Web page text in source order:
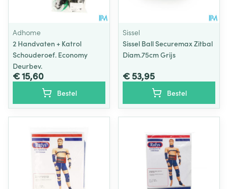
Adhome
2 Handvaten + Katrol
Schouderoef. Economy
Deurbev.
€ 15,60
Bestel
Sissel
Sissel Ball Securemax Zitbal
Diam.75cm Grijs
€ 53,95
Bestel